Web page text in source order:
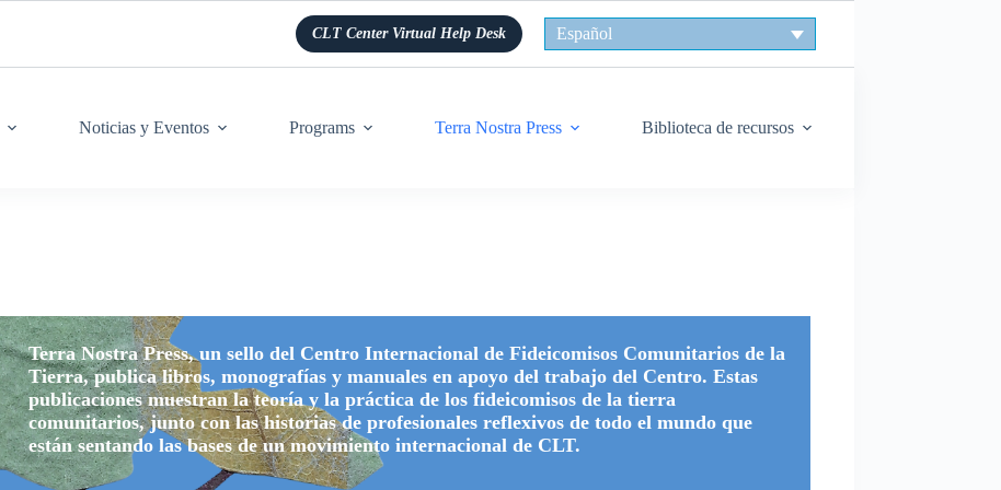
CLT Center Virtual Help Desk Español
Noticias y Eventos Programs Terra Nostra Press Biblioteca de recursos
Terra Nostra Press, un sello del Centro Internacional de Fideicomisos Comunitarios de la
Tierra, publica libros, monografías y manuales en apoyo del trabajo del Centro. Estas
publicaciones muestran la teoría y la práctica de los fideicomisos de la tierra
comunitarios, junto con las historias de profesionales reflexivos de todo el mundo que
están sentando las bases de un movimiento internacional de CLT.